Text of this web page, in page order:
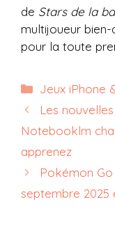
de Stars de la
multijoueur bien-
pour la toute
Catégories
Jeux iPhone
Les
Notebooklm
apprenez
Pokémon
septembre 2025